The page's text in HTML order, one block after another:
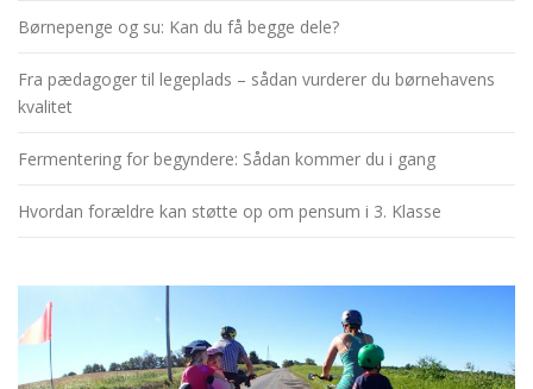
Børnepenge og su: Kan du få begge dele?
Fra pædagoger til legeplads – sådan vurderer du børnehavens
kvalitet
Fermentering for begyndere: Sådan kommer du i gang
Hvordan forældre kan støtte op om pensum i 3. Klasse